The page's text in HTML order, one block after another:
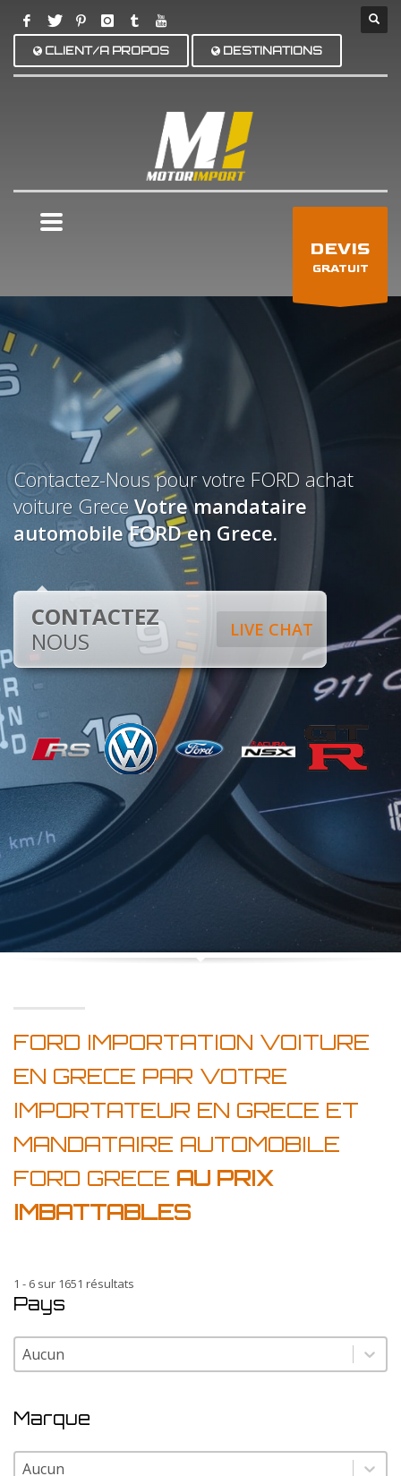
CLIENT/A PROPOS DESTINATIONS
DEVIS
GRATUIT
Contactez-Nous pour votre FORD achat
voiture Grece Votre mandataire
automobile FORD en Grece.
LIVE CHAT
CONTACTEZ
NOUS
FORD IMPORTATION VOITURE
EN GRECE PAR VOTRE
IMPORTATEUR EN GRECE ET
MANDATAIRE AUTOMOBILE
FORD GRECE AU PRIX
IMBATTABLES
1 - 6 sur 1651 résultats
Pays
Pays
Pays
Marque
Marque
Marque